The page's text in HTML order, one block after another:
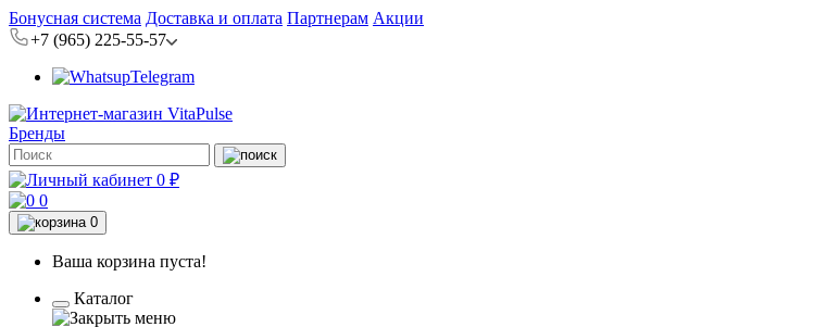
Бонусная система Доставка и оплата Партнерам Акции
+7 (965) 225-55-57
Telegram
Бренды
0 ₽
0
0
Ваша корзина пуста!
Каталог